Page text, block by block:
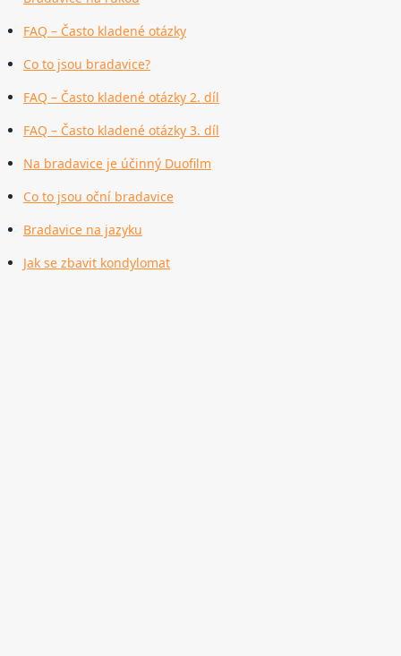
FAQ – Často kladené otázky
Co to jsou bradavice?
FAQ – Často kladené otázky 2. díl
FAQ – Často kladené otázky 3. díl
Na bradavice je účinný Duofilm
Co to jsou oční bradavice
Bradavice na jazyku
Jak se zbavit kondylomat